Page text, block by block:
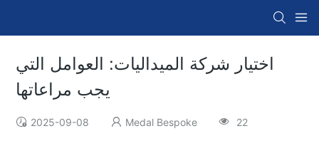
اختيار شركة الميداليات: العوامل التي
يجب مراعاتها
2025-09-08 Medal Bespoke 22